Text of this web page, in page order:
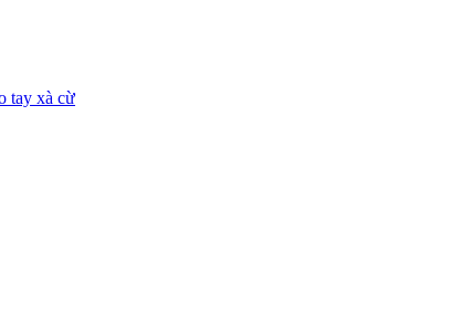
tay xà cừ